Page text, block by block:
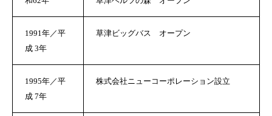
1991年／平
成 3年
草津ビッグバス オープン
1995年／平
成 7年
株式会社ニューコーポレーション設立